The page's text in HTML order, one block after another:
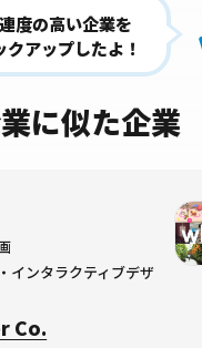
に似た企業
度の高い企業を
クアップしたよ！
インタラクティブデザ
Co.